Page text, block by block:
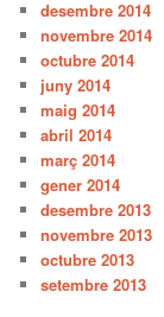
desembre 2014
novembre 2014
octubre 2014
juny 2014
maig 2014
abril 2014
març 2014
gener 2014
desembre 2013
novembre 2013
octubre 2013
setembre 2013